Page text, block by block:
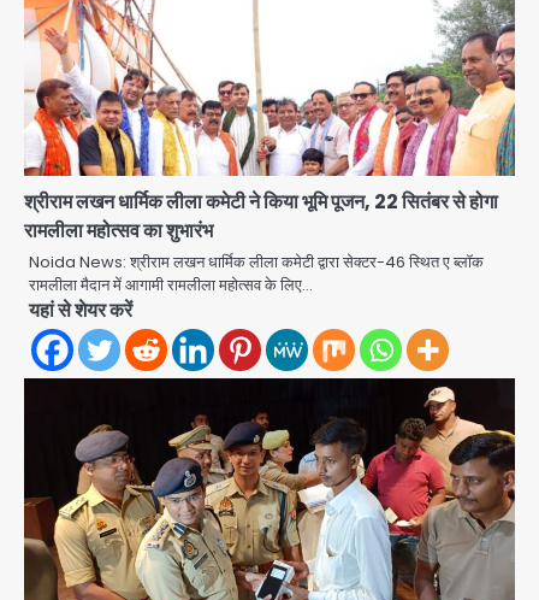
श्रीराम लखन धार्मिक लीला कमेटी ने किया भूमि पूजन, 22 सितंबर से होगा
रामलीला महोत्सव का शुभारंभ
Noida News: श्रीराम लखन धार्मिक लीला कमेटी द्वारा सेक्टर-46 स्थित ए ब्लॉक
रामलीला मैदान में आगामी रामलीला महोत्सव के लिए…
यहां से शेयर करें